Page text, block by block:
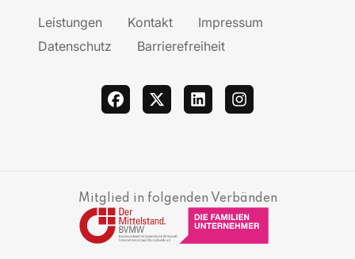
Leistungen Kontakt
Impressum
Datenschutz
Barrierefreiheit
facebooktwitter linkedininstagram
Mitglied in folgenden Verbänden